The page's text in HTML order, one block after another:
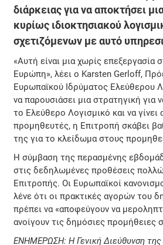
διάρκειας για να αποκτήσει
κυρίως ιδιοκτησιακού
σχετιζόμενων με αυτό
«Αυτή είναι μια χωρίς επεξεργασία
Ευρώπη», λέει ο Karsten Gerloff,
Ευρωπαϊκού Ιδρύματος Ελεύθερου
να παρουσιάσει μια στρατηγική για
το Ελεύθερο Λογισμικό και να γίνει
προμηθευτές, η Επιτροπή σκάβει
της για το κλείδωμα στους
Η σύμβαση της περασμένης
στις δεδηλωμένες προθέσεις
Επιτροπής. Οι Ευρωπαϊκοί
λένε ότι οι πρακτικές αγορών του
πρέπει να «αποφεύγουν να
ανοίγουν τις δημόσιες προμήθειες
ΕΝΗΜΕΡΩΣΗ: Η Γενική Διεύθυνση